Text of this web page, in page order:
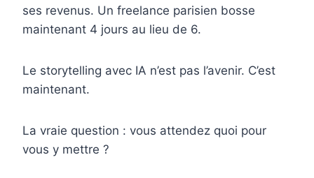
ses revenus. Un freelance parisien bosse
maintenant 4 jours au lieu de 6.
Le storytelling avec IA n’est pas l’avenir. C’est
maintenant.
La vraie question : vous attendez quoi pour
vous y mettre ?